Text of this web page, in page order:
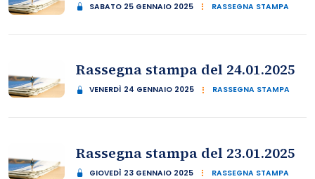
SABATO 25 GENNAIO 2025 RASSEGNA STAMPA
Rassegna stampa del 24.01.2025
VENERDÌ 24 GENNAIO 2025 RASSEGNA STAMPA
Rassegna stampa del 23.01.2025
GIOVEDÌ 23 GENNAIO 2025 RASSEGNA STAMPA